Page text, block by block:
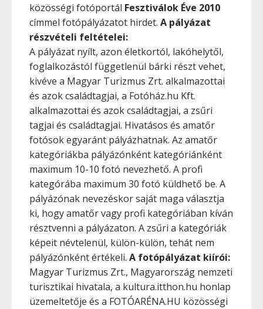
közösségi fotóportál Fesztiválok Éve 2010
címmel fotópályázatot hirdet. A pályázat
részvételi feltételei:
A pályázat nyílt, azon életkortól, lakóhelytől,
foglalkozástól függetlenül bárki részt vehet,
kivéve a Magyar Turizmus Zrt. alkalmazottai
és azok családtagjai, a Fotóház.hu Kft.
alkalmazottai és azok családtagjai, a zsűri
tagjai és családtagjai. Hivatásos és amatőr
fotósok egyaránt pályázhatnak. Az amatőr
kategóriákba pályázónként kategóriánként
maximum 10-10 fotó nevezhető. A profi
kategórába maximum 30 fotó küldhető be. A
pályázónak nevezéskor saját maga választja
ki, hogy amatőr vagy profi kategóriában kíván
résztvenni a pályázaton. A zsűri a kategóriák
képeit névtelenül, külön-külön, tehát nem
pályázónként értékeli. A fotópályázat kiírói:
Magyar Turizmus Zrt., Magyarország nemzeti
turisztikai hivatala, a kultura.itthon.hu honlap
üzemeltetője és a FOTÓARÉNA.HU közösségi